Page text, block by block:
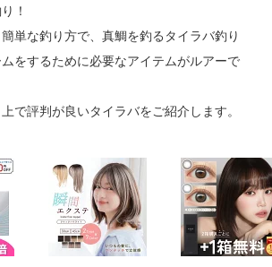
！
単な釣り方で、真鯛を釣るタイラバ釣り
をするために必要なアイテムがルアーで
で評判が良いタイラバをご紹介します。